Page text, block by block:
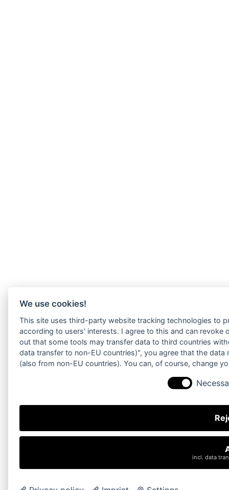
We use cookies!
This site uses third-party website tracking technologies to
according to users' interests. I agree to this and can
out that some tools may transfer data to third countries
data transfer to non-EU countries)", you agree that the
(also from non-EU countries). You can, of course, change
incl. data